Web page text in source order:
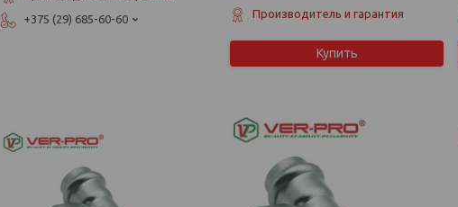
+375 (29) 685-60-60
Производитель и гарантия
Купить